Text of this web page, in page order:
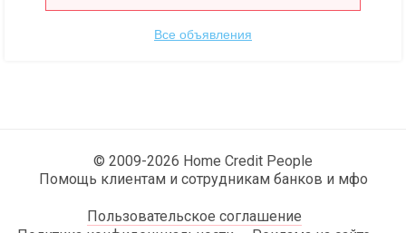
Все объявления
© 2009-2026 Home Credit People
Помощь клиентам и сотрудникам банков и мфо
Пользовательское соглашение